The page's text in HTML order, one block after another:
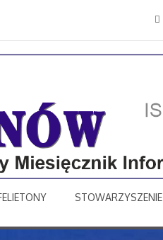
STOWARZYSZENIE